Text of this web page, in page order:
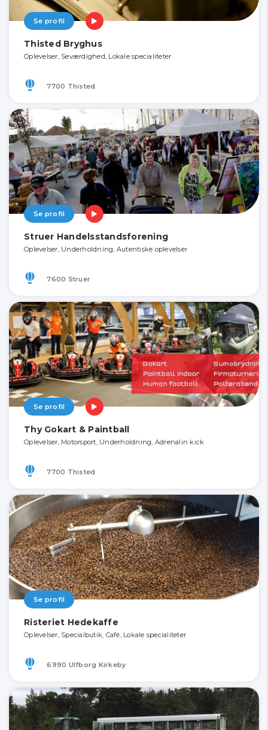
Se profil
Thisted Bryghus
Oplevelser, Seværdighed, Lokale specialiteter
7700 Thisted
Se profil
Struer Handelsstandsforening
Oplevelser, Underholdning, Autentiske oplevelser
7600 Struer
Se profil
Thy Gokart & Paintball
Oplevelser, Motorsport, Underholdning, Adrenalin kick
7700 Thisted
Se profil
Risteriet Hedekaffe
Oplevelser, Specialbutik, Café, Lokale specialiteter
6990 Ulfborg Kirkeby